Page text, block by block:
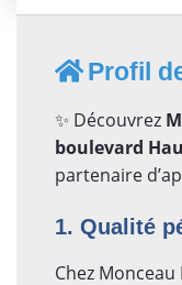
Profil
✨ Découvrez
boulevard
partenaire
1. Qualité
Chez